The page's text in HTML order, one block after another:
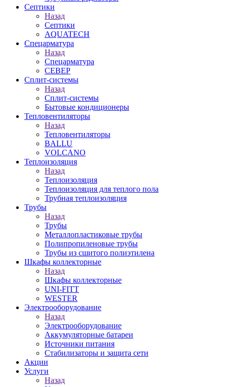
Септики
Назад
Септики
AQUATECH
Спецарматура
Назад
Спецарматура
СЕВЕР
Сплит-системы
Назад
Сплит-системы
Бытовые кондиционеры
Тепловентиляторы
Назад
Тепловентиляторы
BALLU
VOLCANO
Теплоизоляция
Назад
Теплоизоляция
Теплоизоляция для теплого пола
Трубная теплоизоляция
Трубы
Назад
Трубы
Металлопластиковые трубы
Полипропиленовые трубы
Трубы из сшитого полиэтилена
Шкафы коллекторные
Назад
Шкафы коллекторные
UNI-FITT
WESTER
Электрооборудование
Назад
Электрооборудование
Аккумуляторные батареи
Источники питания
Стабилизаторы и защита сети
Акции
Услуги
Назад